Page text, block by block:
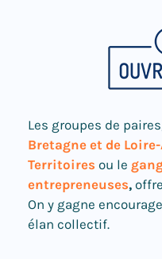
Les groupes de
Bretagne et de
Territoires ou le
entrepreneuses,
On y gagne
élan collectif.